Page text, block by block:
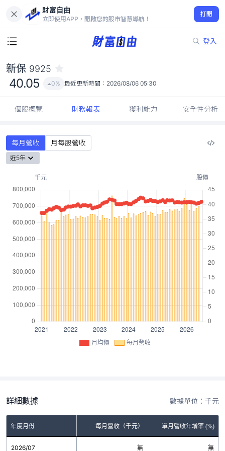
財富自由
立即使用APP，開啟您的股市智慧導航！
打開
登入
40.05
0%
新保 9925
40.05 0% 最近更新時間： 2026/08/06 05:30
個股概覽 財務報表 獲利能力 安全性分析
每月營收 月每股營收
近5年
月均價 每月營收
詳細數據 數據單位：千元
年度月份 每月營收（千元） 單月營收年增率 (%)
2026/07 無 無